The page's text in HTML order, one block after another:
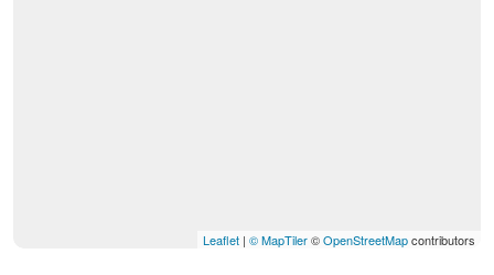
Leaflet | © MapTiler©OpenStreetMapcontributors